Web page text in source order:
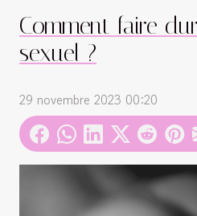
Comment faire
sexuel ?
29 novembre 2023 00:20